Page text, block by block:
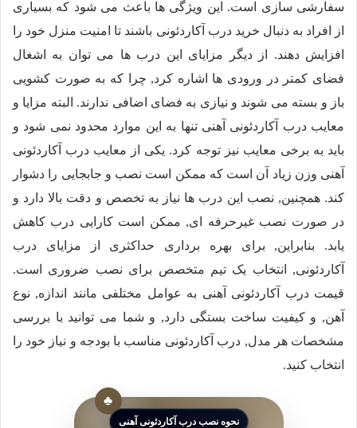
سفارشی سازی است. این ویژگی ها باعث می شود که بسیاری
از افراد به دنبال خرید درب آکاردئونی باشند تا امنیت منزل خود را
افزایش دهند. از دیگر مزایای این درب ها می توان به اشغال
فضای کمتر در ورودی ها اشاره کرد, چرا که به صورت کشویی
باز و بسته می شوند و نیازی به فضای اضافی ندارند. البته مزایا و
معایب درب آکاردئونی آهنی تنها به این موارد محدود نمی شود و
باید به برخی معایب نیز توجه کرد. یکی از معایب درب آکاردئونی
آهنی وزن زیاد آن است که ممکن است نصب و جابجایی را دشوار
کند. همچنین, نصب این درب ها نیاز به تخصص و دقت بالا دارد و
در صورت نصب غیرحرفه ای, ممکن است کارایی درب کاهش
یابد. بنابراین, برای بهره برداری حداکثری از مزایای درب
آکاردئونی, انتخاب یک تیم متخصص برای نصب ضروری است.
قیمت درب آکاردئونی آهنی به عوامل مختلفی مانند اندازه, نوع
آهن, و کیفیت ساخت بستگی دارد, و شما می توانید با بررسی
مشخصات هر مدل, درب آکاردئونی مناسب با بودجه و نیاز خود را
انتخاب کنید.
نحوه نصب درب آکاردئونی آهنی